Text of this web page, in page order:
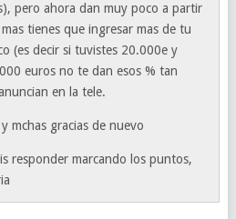
pero ahora dan muy poco a partir
tienes que ingresar mas de tu
(es decir si tuvistes 20.000e y
euros no te dan esos % tan
en la tele.
mchas gracias de nuevo
responder marcando los puntos,